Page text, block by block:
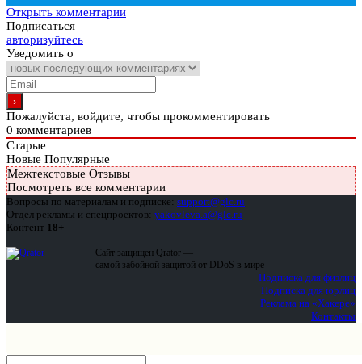
Открыть комментарии
Подписаться
авторизуйтесь
Уведомить о
Пожалуйста, войдите, чтобы прокомментировать
0 комментариев
Старые
Новые Популярные
Межтекстовые Отзывы
Посмотреть все комментарии
Вопросы по материалам и подписке: support@glc.ru
Отдел рекламы и спецпроектов: yakovleva.a@glc.ru
Контент 18+
Сайт защищен Qrator —
самой забойной защитой от DDoS в мире
Подписка для физлиц
Подписка для юрлиц
Реклама на «Хакере»
Контакты